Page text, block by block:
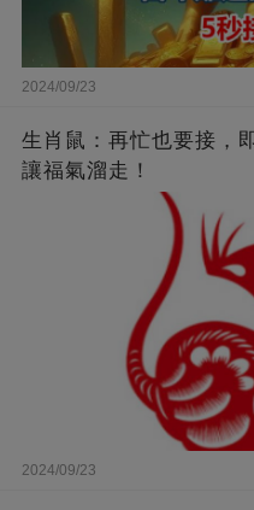
2024/09/23
生肖鼠：再忙也要接，
讓福氣溜走！
2024/09/23